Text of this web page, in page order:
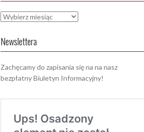
Archiwa
Newslettera
Zachęcamy do zapisania się na na nasz
bezpłatny Biuletyn Informacyjny!